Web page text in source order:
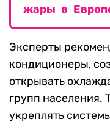
жары в
Эксперты
кондиционеры,
открывать
групп населения.
укреплять